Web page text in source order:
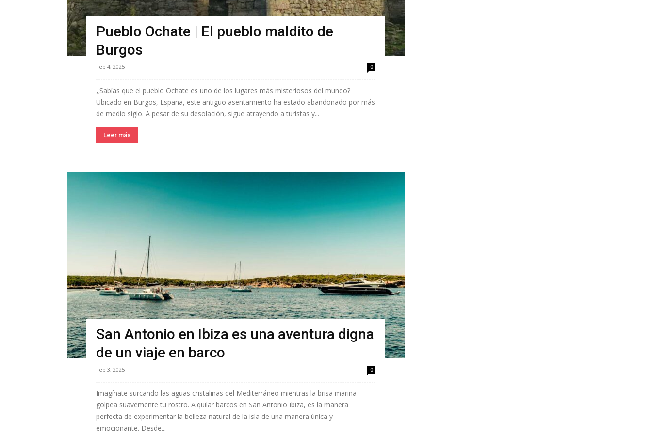
Pueblo Ochate | El pueblo maldito de
Burgos
Feb 4, 2025 0
¿Sabías que el pueblo Ochate es uno de los lugares más misteriosos del mundo?
Ubicado en Burgos, España, este antiguo asentamiento ha estado abandonado por más
de medio siglo. A pesar de su desolación, sigue atrayendo a turistas y...
Leer más
San Antonio en Ibiza es una aventura digna
de un viaje en barco
Feb 3, 2025 0
Imagínate surcando las aguas cristalinas del Mediterráneo mientras la brisa marina
golpea suavemente tu rostro. Alquilar barcos en San Antonio Ibiza, es la manera
perfecta de experimentar la belleza natural de la isla de una manera única y
emocionante. Desde...